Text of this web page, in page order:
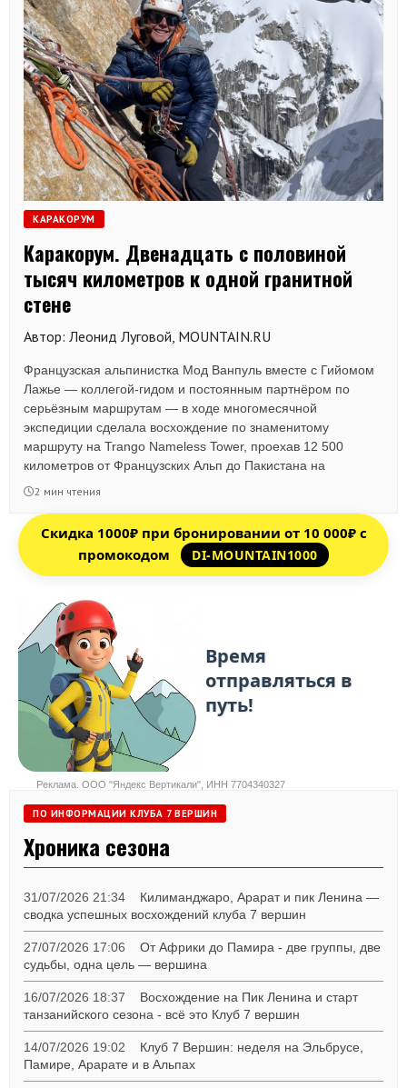
КАРАКОРУМ
Каракорум. Двенадцать с половиной
тысяч километров к одной гранитной
стене
Автор: Леонид Луговой, MOUNTAIN.RU
Французская альпинистка Мод Ванпуль вместе с Гийомом
Лажье — коллегой-гидом и постоянным партнёром по
серьёзным маршрутам — в ходе многомесячной
экспедиции сделала восхождение по знаменитому
маршруту на Trango Nameless Tower, проехав 12 500
километров от Французских Альп до Пакистана на
автомобиле.
2 мин чтения
Скидка 1000₽ при бронировании от 10 000₽ с
промокодом
DI-MOUNTAIN1000
Реклама. ООО "Яндекс Вертикали", ИНН 7704340327
ПО ИНФОРМАЦИИ КЛУБА 7 ВЕРШИН
Хроника сезона
31/07/2026 21:34
Килиманджаро, Арарат и пик Ленина —
сводка успешных восхождений клуба 7 вершин
27/07/2026 17:06
От Африки до Памира - две группы, две
судьбы, одна цель — вершина
16/07/2026 18:37
Восхождение на Пик Ленина и старт
танзанийского сезона - всё это Клуб 7 вершин
14/07/2026 19:02
Клуб 7 Вершин: неделя на Эльбрусе,
Памире, Арарате и в Альпах